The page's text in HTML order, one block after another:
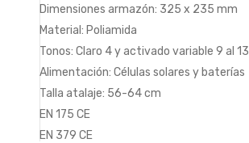
Dimensiones armazón: 325 x 235 mm
Material: Poliamida
Tonos: Claro 4 y activado variable 9 al 13
Alimentación: Células solares y baterías
Talla atalaje: 56-64 cm
EN 175 CE
EN 379 CE